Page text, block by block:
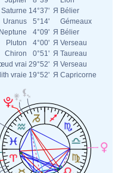
Saturne 14°37' Я Bélier
Uranus
5°14'
Gémeaux
Neptune
4°09' Я Bélier
Pluton
4°00' Я Verseau
Chiron
0°51' Я Taureau
vrai 29°52' Я Verseau
vraie 19°52' Я Capricorne